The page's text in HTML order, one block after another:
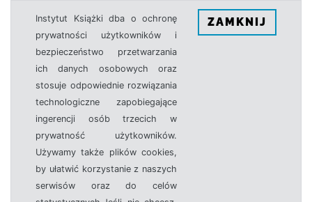
Instytut Książki dba o ochronę
prywatności użytkowników i
bezpieczeństwo przetwarzania
ich danych osobowych oraz
stosuje odpowiednie rozwiązania
technologiczne zapobiegające
ingerencji osób trzecich w
prywatność użytkowników.
Używamy także plików cookies,
by ułatwić korzystanie z naszych
serwisów oraz do celów
ZAMKNIJ